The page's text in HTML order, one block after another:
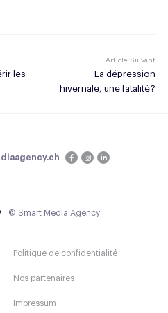
les
Article Suivant
La dépression
hivernale, une fatalité ?
© Smart Media Agency
Politique de confidentialité
Nos partenaires
Impressum